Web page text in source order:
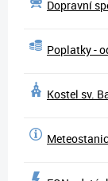
Dopravní
Poplatky -
Kostel sv.